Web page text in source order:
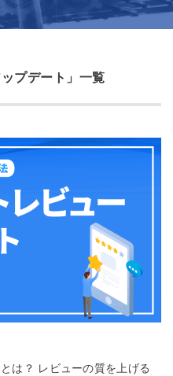
ップデート」一覧
は？ レビューの質を上げる